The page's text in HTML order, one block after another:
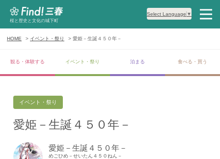
桜と歴史と文化の城下町
Select Language ▼
HOME イベント・祭り 愛姫－生誕４５０年－
観る・体験する イベント・祭り 泊まる 食べる・買う
イベント・祭り
愛姫－生誕４５０年－
愛姫－生誕４５０年－
めごひめ－せいたん４５０ねん－